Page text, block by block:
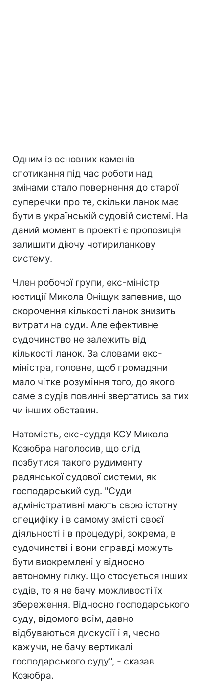
Одним із основних каменів
спотикання під час роботи над
змінами стало повернення до старої
суперечки про те, скільки ланок має
бути в українській судовій системі. На
даний момент в проекті є пропозиція
залишити діючу чотириланкову
систему.
Член робочої групи, екс-міністр
юстиції Микола Оніщук запевнив, що
скорочення кількості ланок знизить
витрати на суди. Але ефективне
судочинство не залежить від
кількості ланок. За словами екс-
міністра, головне, щоб громадяни
мало чітке розуміння того, до якого
саме з судів повинні звертатись за тих
чи інших обставин.
Натомість, екс-суддя КСУ Микола
Козюбра наголосив, що слід
позбутися такого рудименту
радянської судової системи, як
господарський суд. "Суди
адміністративні мають свою істотну
специфіку і в самому змісті своєї
діяльності і в процедурі, зокрема, в
судочинстві і вони справді можуть
бути виокремлені у відносно
автономну гілку. Що стосується інших
судів, то я не бачу можливості їх
збереження. Відносно господарського
суду, відомого всім, давно
відбуваються дискусії і я, чесно
кажучи, не бачу вертикалі
господарського суду", - сказав
Козюбра.